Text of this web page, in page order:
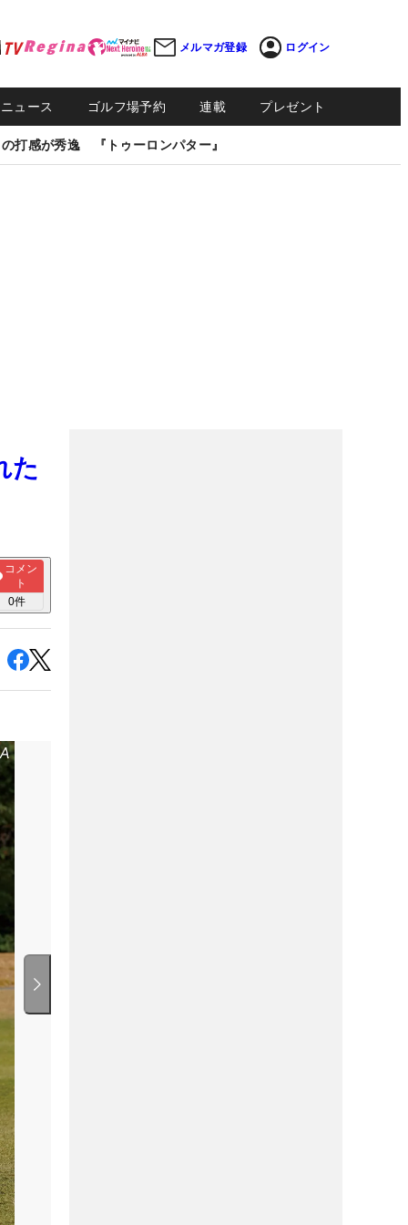
メルマガ登録 ログイン
ュース ゴルフ場予約 連載 プレゼント
打感が秀逸 『トゥーロンパター』
た
コメン
ト
0件